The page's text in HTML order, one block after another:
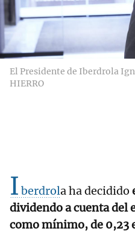
El Presidente de Iberdrola
HIERRO
I berdrola ha decidido
dividendo a cuenta del
como mínimo, de 0,23